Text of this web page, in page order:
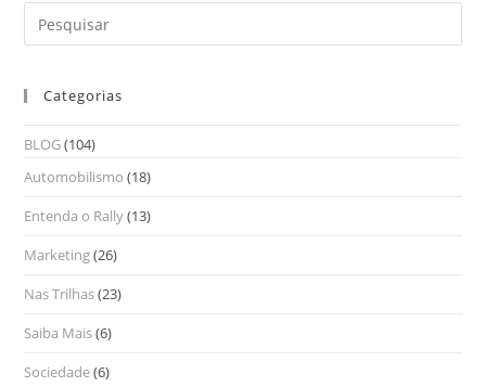
Categorias
BLOG(104)
Automobilismo (18)
Entenda o Rally(13)
Marketing(26)
Nas Trilhas(23)
Saiba Mais(6)
Sociedade(6)